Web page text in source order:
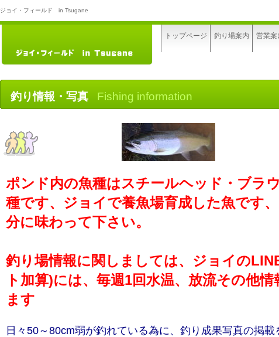
ジョイ・フィールド in Tsugane
釣り情報・写真 Fishing information
ポンド内の魚種はスチールヘッド・ブラ
種です、ジョイで養魚場育成した魚です
分に味わって下さい。
釣り場情報に関しましては、ジョイの
ト加算)には、毎週1回水温、放流その他
ます
日々50～80cm弱が釣れている為に、釣り成果写真の掲
トップページ 釣り場案内 営業案